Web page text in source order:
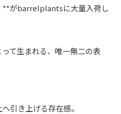
**がbarrelplantsに大量入荷し
て生まれる、唯一無二の表
引き上げる存在感。